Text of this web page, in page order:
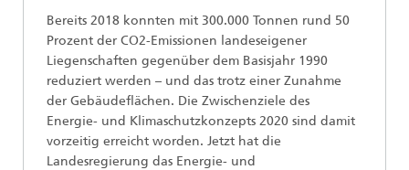
Bereits 2018 konnten mit 300.000 Tonnen rund 50
Prozent der CO2-Emissionen landeseigener
Liegenschaften gegenüber dem Basisjahr 1990
reduziert werden – und das trotz einer Zunahme
der Gebäudeflächen. Die Zwischenziele des
Energie- und Klimaschutzkonzepts 2020 sind damit
vorzeitig erreicht worden. Jetzt hat die
Landesregierung das Energie- und